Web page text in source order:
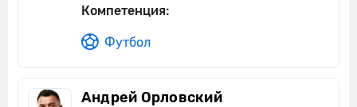
Компетенция:
Футбол
Андрей Орловский